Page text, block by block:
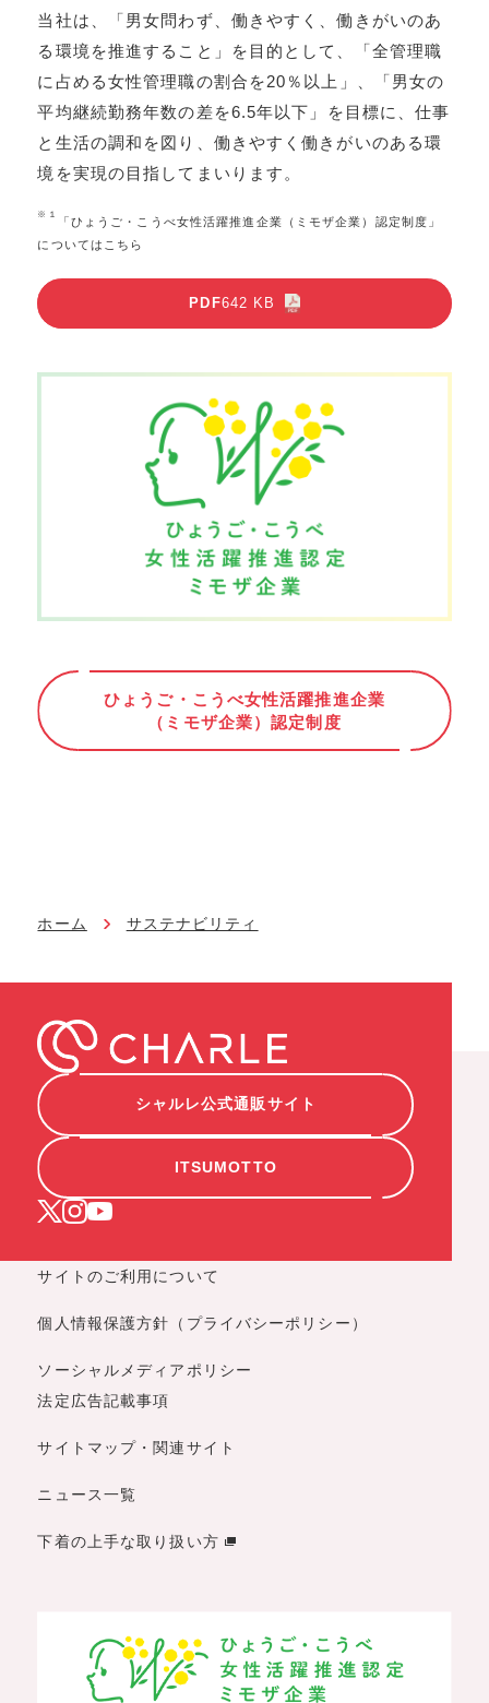
当社は、「男女問わず、働きやすく、働きがいのあ
る環境を推進すること」を目的として、「全管理職
に占める女性管理職の割合を20％以上」、「男女の
平均継続勤務年数の差を6.5年以下」を目標に、仕事
と生活の調和を図り、働きやすく働きがいのある環
境を実現の目指してまいります。
※１
「ひょうご・こうべ女性活躍推進企業（ミモザ企業）認定制度」
についてはこちら
PDF642 KB
ひょうご・こうべ女性活躍推進企業
（ミモザ企業）認定制度
ホーム サステナビリティ
シャルレ公式通販サイト
ITSUMOTTO
サイトのご利用について
個人情報保護方針（プライバシーポリシー）
ソーシャルメディアポリシー
法定広告記載事項
サイトマップ・関連サイト
ニュース一覧
下着の上手な取り扱い方